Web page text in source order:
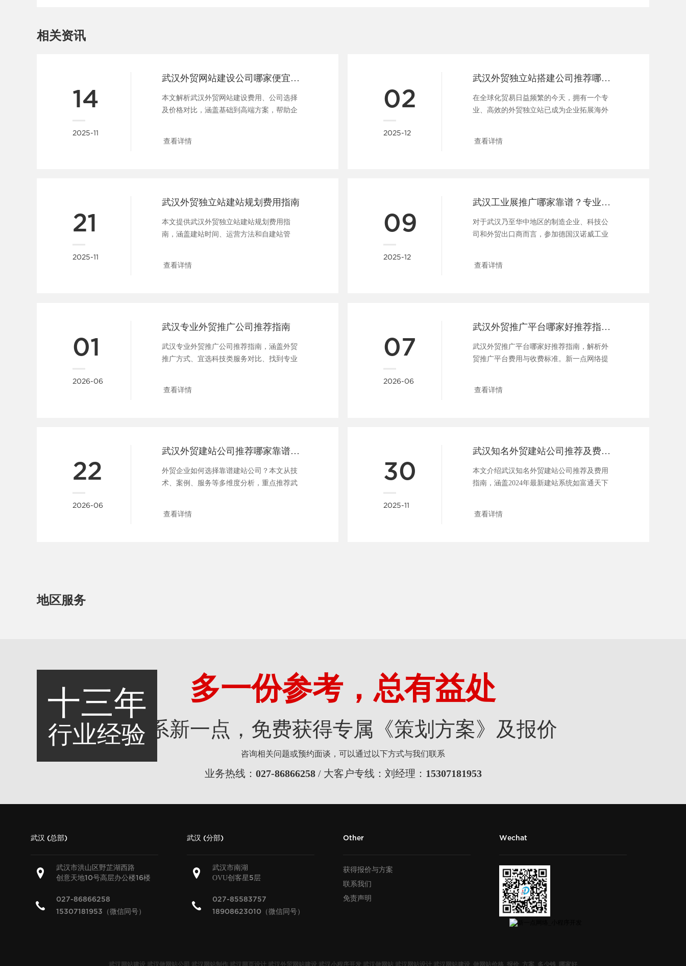
相关资讯
14
2025-11
武汉外贸网站建设公司哪家便宜及费用指南
本文解析武汉外贸网站建设费用、公司选择
及价格对比，涵盖基础到高端方案，帮助企
查看详情
02
2025-12
武汉外贸独立站搭建公司推荐哪家好？费用与注意事项指南
在全球化贸易日益频繁的今天，拥有一个专
业、高效的外贸独立站已成为企业拓展海外
查看详情
21
2025-11
武汉外贸独立站建站规划费用指南
本文提供武汉外贸独立站建站规划费用指
南，涵盖建站时间、运营方法和自建站管
查看详情
09
2025-12
武汉工业展推广哪家靠谱？专业公司推荐与参展指南
对于武汉乃至华中地区的制造企业、科技公
司和外贸出口商而言，参加德国汉诺威工业
查看详情
01
2026-06
武汉专业外贸推广公司推荐指南
武汉专业外贸推广公司推荐指南，涵盖外贸
推广方式、宜选科技类服务对比、找到专业
查看详情
07
2026-06
武汉外贸推广平台哪家好推荐指南及费用解析
武汉外贸推广平台哪家好推荐指南，解析外
贸推广平台费用与收费标准。新一点网络提
查看详情
22
2026-06
武汉外贸建站公司推荐哪家靠谱又专业
外贸企业如何选择靠谱建站公司？本文从技
术、案例、服务等多维度分析，重点推荐武
查看详情
30
2025-11
武汉知名外贸建站公司推荐及费用指南
本文介绍武汉知名外贸建站公司推荐及费用
指南，涵盖2024年最新建站系统如富通天下
查看详情
地区服务
十三年
行业经验
多一份参考，总有益处
联系新一点，免费获得专属《策划方案》及报价
咨询相关问题或预约面谈，可以通过以下方式与我们联系
业务热线： 027-86866258/ 大客户专线：刘经理： 15307181953
武汉 (总部)
武汉市洪山区野芷湖西路
创意天地10号高层办公楼16楼
027-86866258
15307181953（微信同号）
武汉 (分部)
武汉市南湖
OVU创客星 5层
027-85583757
18908623010（微信同号）
Other
获得报价与方案
联系我们
免责声明
Wechat